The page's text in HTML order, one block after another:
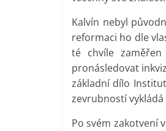
Kalvín nebyl
reformaci ho dle
té chvíle
pronásledovat
základní dílo
zevrubností
Po svém zakotvení